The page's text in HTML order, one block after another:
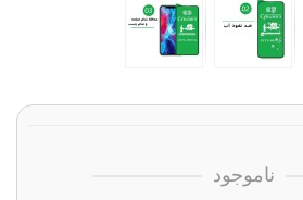
ناموجود